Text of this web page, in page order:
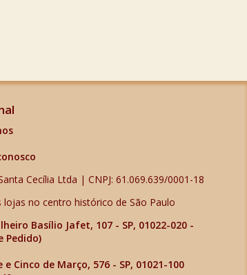
Cecília Ltda | CNPJ: 61.069.639/0001-18
lojas no centro histórico de São Paulo
Basílio Jafet, 107 - SP, 01022-020 -
Pedido)
e Cinco de Março, 576 - SP, 01021-100